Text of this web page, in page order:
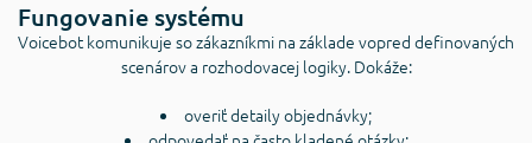
Fungovanie systému
Voicebot komunikuje so zákazníkmi na základe vopred definovaných
scenárov a rozhodovacej logiky. Dokáže:
overiť detaily objednávky;